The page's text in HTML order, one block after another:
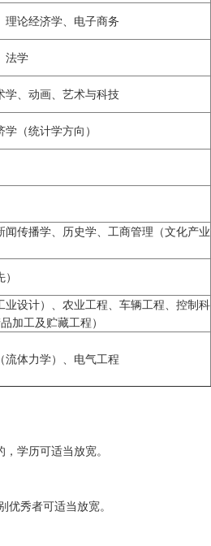
理论经济学、电子商务
法学
学、动画、艺术与科技
（统计学方向）
传播学、历史学、工商管理（文化产业
设计）、农业工程、车辆工程、控制科
加工及贮藏工程）
流体力学）、电气工程
学历可适当放宽。
秀者可适当放宽。